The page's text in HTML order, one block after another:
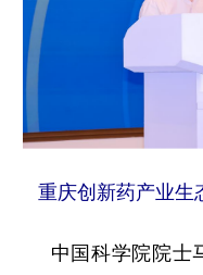
重庆创新药产业生
中国科学院院士